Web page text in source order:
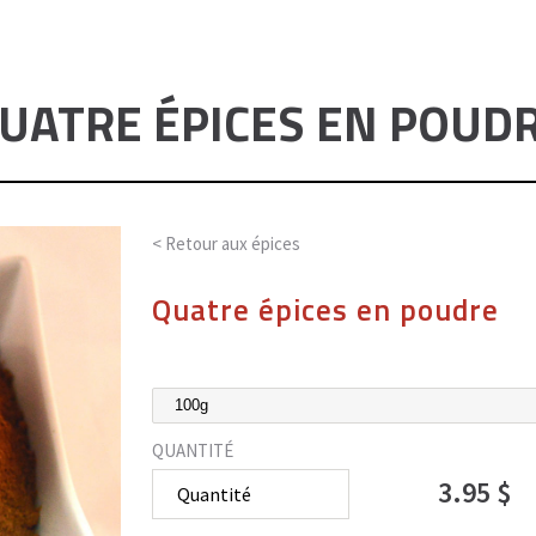
ÉPICES EN
< Retour aux épices
Quatre épices en poudre
QUANTITÉ
3.95 $